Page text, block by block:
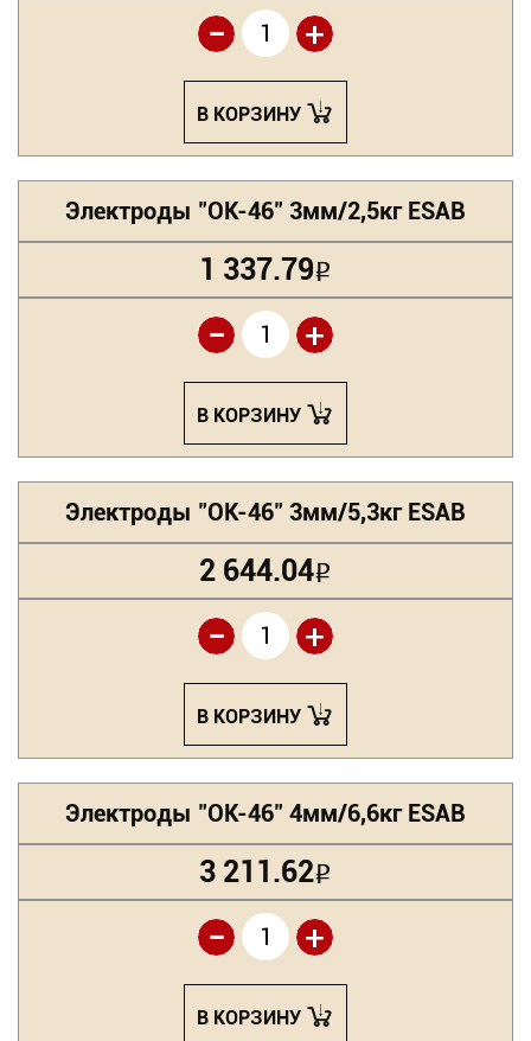
+
-
В КОРЗИНУ
Электроды "ОК-46" 3мм/2,5кг ESAB
1 337.79Р
+
-
В КОРЗИНУ
Электроды "ОК-46" 3мм/5,3кг ESAB
2 644.04Р
+
-
В КОРЗИНУ
Электроды "ОК-46" 4мм/6,6кг ESAB
3 211.62Р
+
-
В КОРЗИНУ